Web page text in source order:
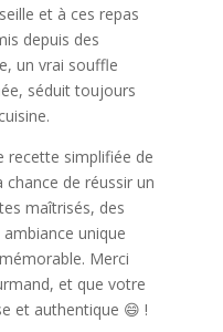
et à ces repas
depuis des
un vrai souffle
séduit toujours
recette simplifiée de
chance de réussir un
maîtrisés, des
unique
Merci
et que votre
et authentique 😄 !